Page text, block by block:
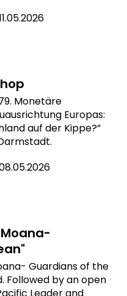
Monetäre
Europas:
auf der Kippe?”
Guardians of the
Followed by an open